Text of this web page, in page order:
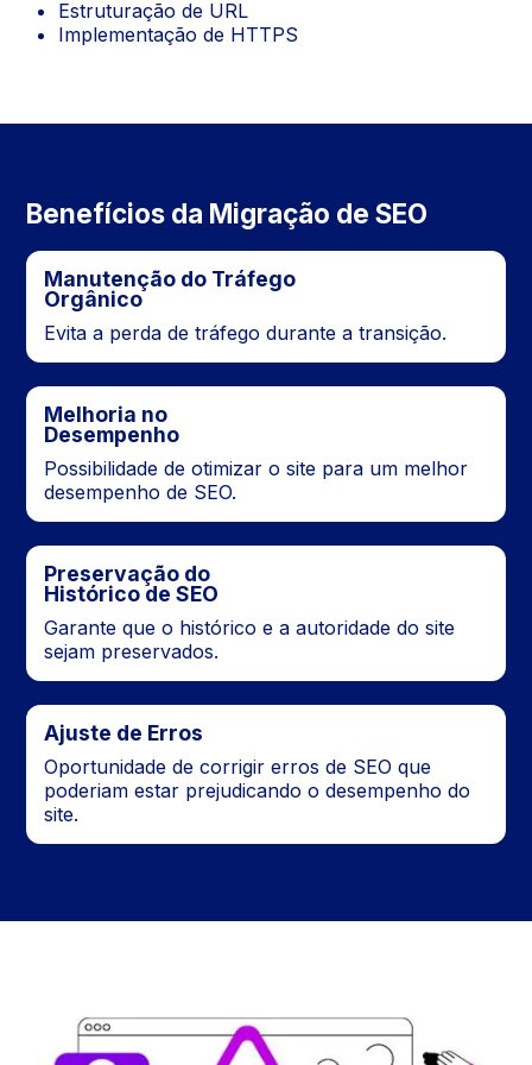
Estruturação de URL
Implementação de HTTPS
Benefícios da Migração de SEO
Manutenção do Tráfego
Orgânico
Evita a perda de tráfego durante a transição.
Melhoria no
Desempenho
Possibilidade de otimizar o site para um melhor
desempenho de SEO.
Preservação do
Histórico de SEO
Garante que o histórico e a autoridade do site
sejam preservados.
Ajuste de Erros
Oportunidade de corrigir erros de SEO que
poderiam estar prejudicando o desempenho do
site.